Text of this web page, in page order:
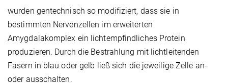
wurden gentechnisch so modifiziert, dass sie in
bestimmten Nervenzellen im erweiterten
Amygdalakomplex ein lichtempfindliches Protein
produzieren. Durch die Bestrahlung mit lichtleitenden
Fasern in blau oder gelb ließ sich die jeweilige Zelle an-
oder ausschalten.